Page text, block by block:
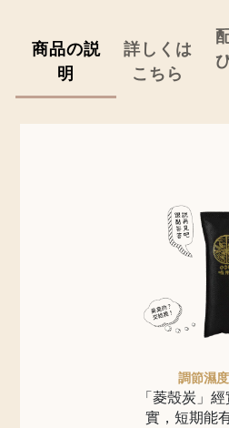
商品の説
明
詳しくは
こちら
調節濕度
「菱殼炭」
實，短期能